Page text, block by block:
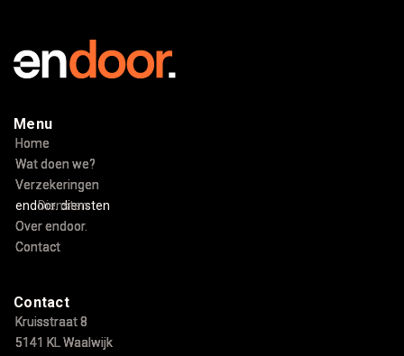
Menu
Home
Home
Wat doen we?
Wat doen we?
Verzekeringen
Verzekeringen
endoor. diensten
Diensten
Over endoor.
Over endoor.
Contact
Contact
Contact
Kruisstraat 8
Kruisstraat 8
5141 KL Waalwijk
5141 KL Waalwijk